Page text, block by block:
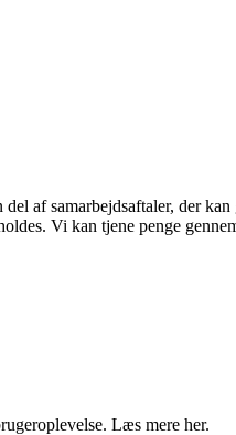
af samarbejdsaftaler, der
Vi kan tjene penge
Læs mere her.